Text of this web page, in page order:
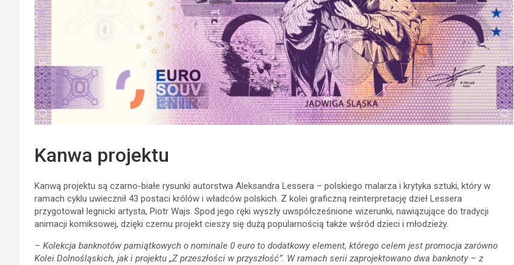
Kanwa projektu
Kanwą projektu są czarno-białe rysunki autorstwa Aleksandra Lessera – polskiego malarza i krytyka sztuki, który w
ramach cyklu uwiecznił 43 postaci królów i władców polskich. Z kolei graficzną reinterpretację dzieł Lessera
przygotował legnicki artysta, Piotr Wajs. Spod jego ręki wyszły uwspółcześnione wizerunki, nawiązujące do tradycji
animacji komiksowej, dzięki czemu projekt cieszy się dużą popularnością także wśród dzieci i młodzieży.
– Kolekcja banknotów pamiątkowych o nominale 0 euro to dodatkowy element, którego celem jest promocja zarówno
Kolei Dolnośląskich, jak i projektu „Z przeszłości w przyszłość”. W ramach serii zaprojektowano dwa banknoty – z